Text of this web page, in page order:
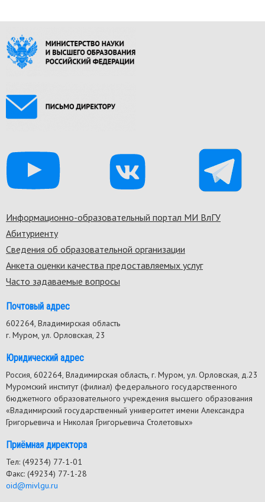
Footer
menu
Информационно-образовательный портал МИ ВлГУ
Абитуриенту
Сведения об образовательной организации
Анкета оценки качества предоставляемых услуг
Часто задаваемые вопросы
Почтовый адрес
602264, Владимирская область
г. Муром, ул. Орловская, 23
Юридический адрес
Россия, 602264, Владимирская область, г. Муром, ул. Орловская, д.23
Муромский институт (филиал) федерального государственного
бюджетного образовательного учреждения высшего образования
«Владимирский государственный университет имени Александра
Григорьевича и Николая Григорьевича Столетовых»
Приёмная директора
Тел: (49234) 77-1-01
Факс: (49234) 77-1-28
oid@mivlgu.ru